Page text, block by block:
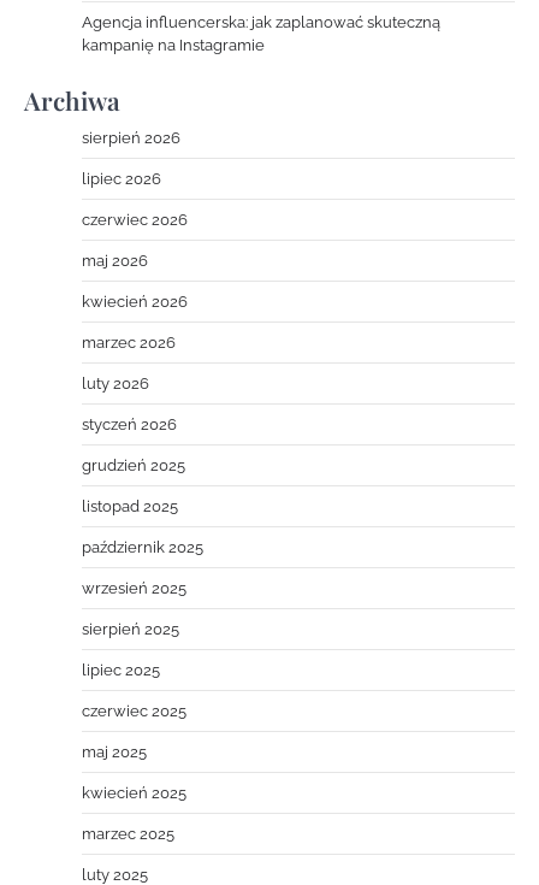
Agencja influencerska: jak zaplanować skuteczną
kampanię na Instagramie
Archiwa
sierpień 2026
lipiec 2026
czerwiec 2026
maj 2026
kwiecień 2026
marzec 2026
luty 2026
styczeń 2026
grudzień 2025
listopad 2025
październik 2025
wrzesień 2025
sierpień 2025
lipiec 2025
czerwiec 2025
maj 2025
kwiecień 2025
marzec 2025
luty 2025